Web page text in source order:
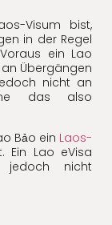
Visum bist,
in der Regel
ein Lao
Übergängen
nicht an
das also
Bảo ein Laos-
Ein Lao eVisa
jedoch nicht